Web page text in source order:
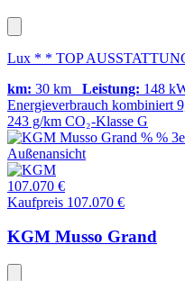
Lux * * TOP
km: 30 km Leistung: 148
Energieverbrauch kombiniert
243 g/km CO₂-Klasse G
107.070 €
Kaufpreis 107.070 €
KGM Musso Grand